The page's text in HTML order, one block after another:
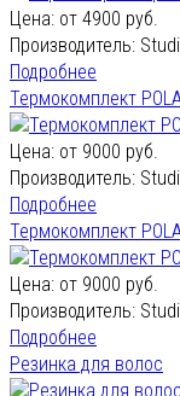
Цена: от 4900 руб.
Производитель:
Подробнее
Термокомплект
Цена: от 9000 руб.
Производитель:
Подробнее
Термокомплект
Цена: от 9000 руб.
Производитель:
Подробнее
Резинка для волос